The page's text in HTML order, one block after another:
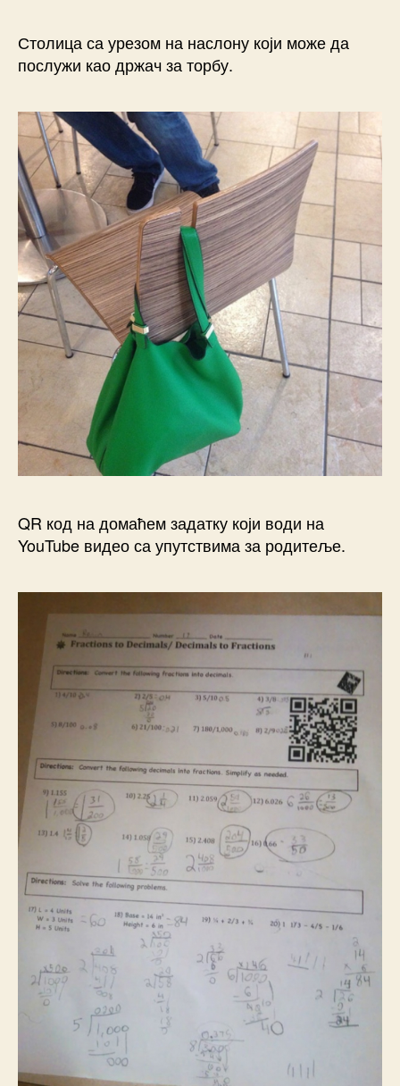
Столица са урезом на наслону који може да
послужи као држач за торбу.
QR код на домаћем задатку који води на
YouTube видео са упутствима за родитеље.